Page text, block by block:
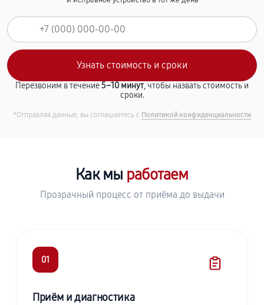
Перезвоним в течение5–10 минут, чтобы назвать стоимость и
сроки.
*Отправляя данные, вы соглашаетесь с Политикой конфиденциальности
Как мы работаем
Прозрачный процесс от приёма до выдачи
01
Приём и диагностика